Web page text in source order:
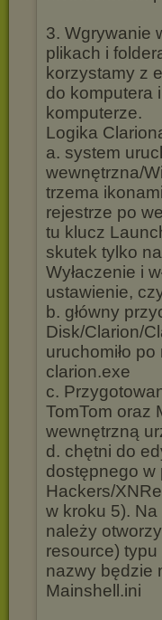
3. Wgrywanie
plikach i
korzystamy z
do komputera
komputerze.
Logika
a. system
wewnętrzna/
trzema
rejestrze po
tu klucz
skutek tylko
Wyłaczenie i
ustawienie,
b. główny
Disk/Clarion/
uruchomiło
clarion.exe
c.
TomTom oraz
wewnętrzną
d. chętni do
dostępnego w
Hackers/
w kroku 5).
należy
resource)
nazwy będzie
Mainshell.ini